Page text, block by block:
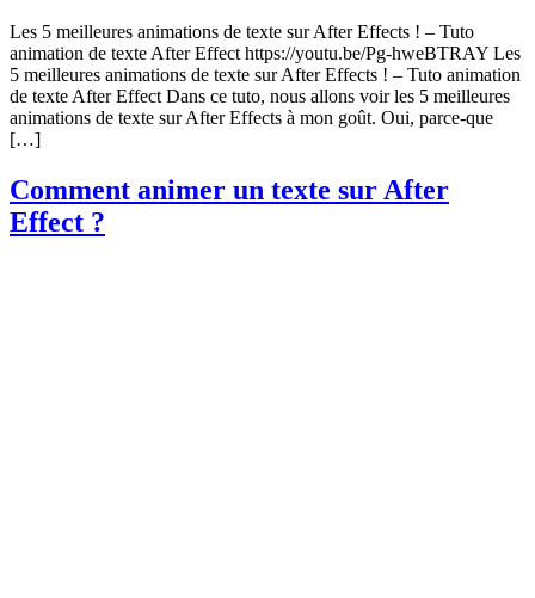
Les 5 meilleures animations de texte sur After Effects ! – Tuto
animation de texte After Effect https://youtu.be/Pg-hweBTRAY Les
5 meilleures animations de texte sur After Effects ! – Tuto animation
de texte After Effect Dans ce tuto, nous allons voir les 5 meilleures
animations de texte sur After Effects à mon goût. Oui, parce-que
[…]
Comment animer un texte sur After
Effect ?